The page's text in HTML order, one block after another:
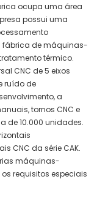
ocupa uma área
possui uma
fábrica de máquinas-
térmico.
CNC de 5 eixos
ruído de
a
tornos CNC e
de 10.000 unidades.
CNC da série CAK.
máquinas-
requisitos especiais